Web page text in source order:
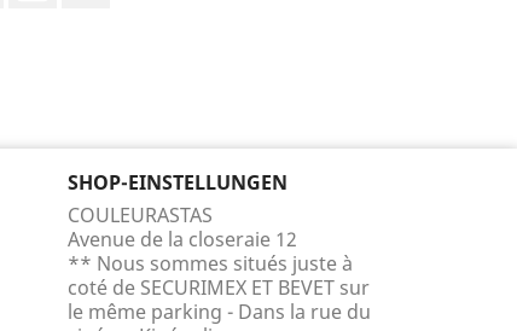
SHOP-EINSTELLUNGEN
COULEURASTAS
Avenue de la closeraie 12
** Nous sommes situés juste à
coté de SECURIMEX ET BEVET sur
le même parking - Dans la rue du